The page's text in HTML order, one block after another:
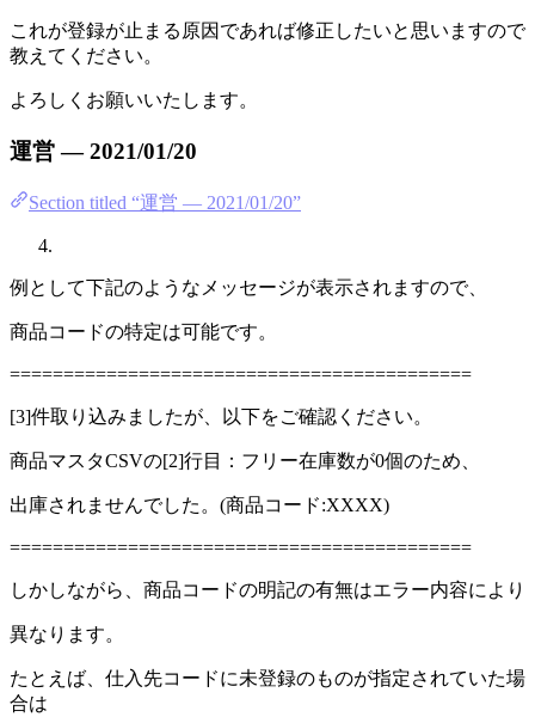
これが登録が止まる原因であれば修正したいと思いますので
教えてください。
よろしくお願いいたします。
運営 — 2021/01/20
Section titled “運営 — 2021/01/20”
例として下記のようなメッセージが表示されますので、
商品コードの特定は可能です。
===========================================
[3]件取り込みましたが、以下をご確認ください。
商品マスタCSVの[2]行目：フリー在庫数が0個のため、
出庫されませんでした。(商品コード:XXXX)
===========================================
しかしながら、商品コードの明記の有無はエラー内容により
異なります。
たとえば、仕入先コードに未登録のものが指定されていた場
合は